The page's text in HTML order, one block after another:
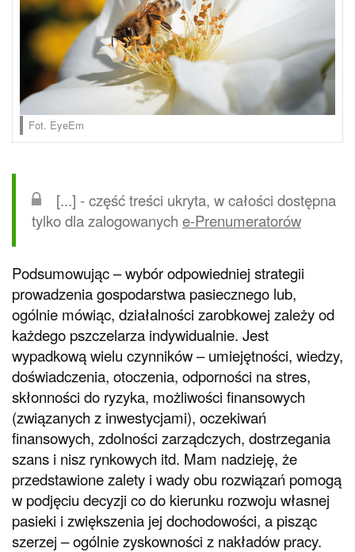
Fot. EyeEm
[...] - część treści ukryta, w całości dostępna
tylko dla zalogowanych e-Prenumeratorów
Podsumowując – wybór odpowiedniej strategii
prowadzenia gospodarstwa pasiecznego lub,
ogólnie mówiąc, działalności zarobkowej zależy od
każdego pszczelarza indywidualnie. Jest
wypadkową wielu czynników – umiejętności, wiedzy,
doświadczenia, otoczenia, odporności na stres,
skłonności do ryzyka, możliwości finansowych
(związanych z inwestycjami), oczekiwań
finansowych, zdolności zarządczych, dostrzegania
szans i nisz rynkowych itd. Mam nadzieję, że
przedstawione zalety i wady obu rozwiązań pomogą
w podjęciu decyzji co do kierunku rozwoju własnej
pasieki i zwiększenia jej dochodowości, a pisząc
szerzej – ogólnie zyskowności z nakładów pracy.